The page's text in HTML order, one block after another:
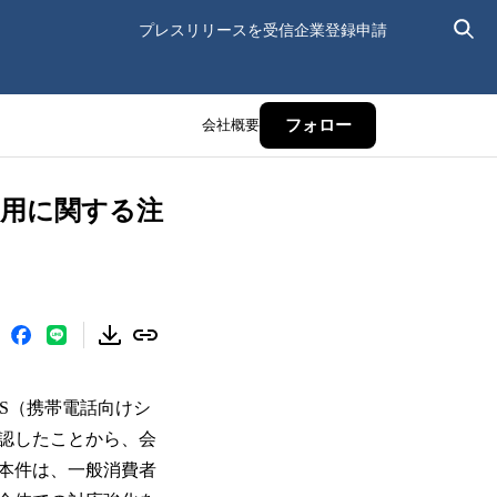
プレスリリースを受信企業登録申請
会社概要 フォロー
に関する注
（携帯電話向けシ
したことから、会
件は、一般消費者